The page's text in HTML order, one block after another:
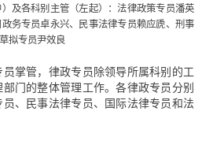
及各科别主管（左起）：法律政策专员潘英
务专员卓永兴、民事法律专员赖应虒、刑事
拟专员尹效良
掌管，律政专员除领导所属科别的工
门的整体管理工作。各律政专员分别
、民事法律专员、国际法律专员和法